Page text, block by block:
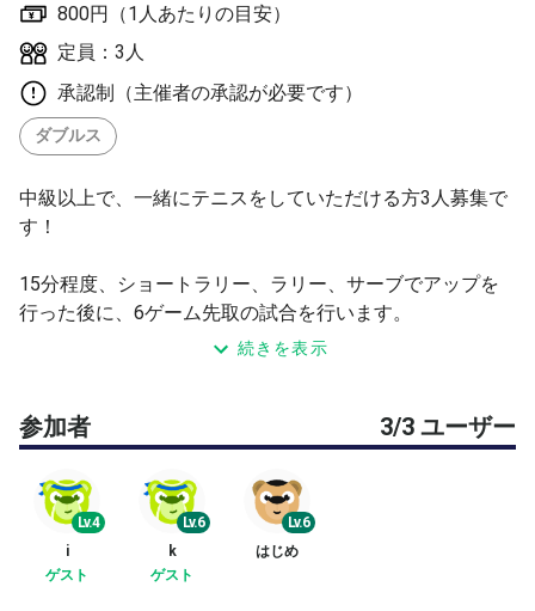
800円（1人あたりの目安）
定員：3人
承認制（主催者の承認が必要です）
ダブルス
中級以上で、一緒にテニスをしていただける方3人募集で
す！
15分程度、ショートラリー、ラリー、サーブでアップを
行った後に、6ゲーム先取の試合を行います。
※参加者が4人未満の場合はご希望に合わせてシングルス
参加費は、900円~1400です。
一緒に楽しくテニスをしましょう！
ご参加お待ちしております。
続きを表示
参加者 3/3 ユーザー
Lv.4
i
ゲスト
Lv.6
k
ゲスト
Lv.6
はじめ